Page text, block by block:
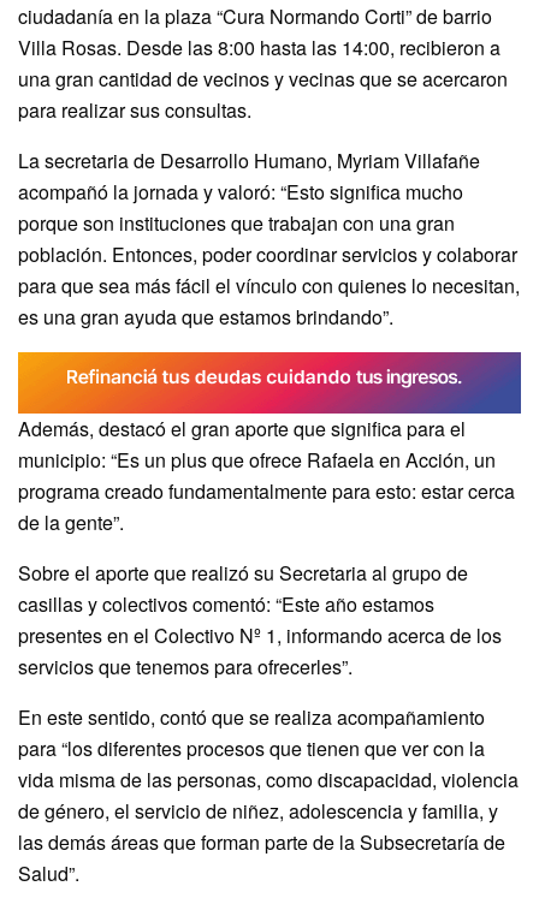
ciudadanía en la plaza “Cura Normando Corti” de barrio
Villa Rosas. Desde las 8:00 hasta las 14:00, recibieron a
una gran cantidad de vecinos y vecinas que se acercaron
para realizar sus consultas.
La secretaria de Desarrollo Humano, Myriam Villafañe
acompañó la jornada y valoró: “Esto significa mucho
porque son instituciones que trabajan con una gran
población. Entonces, poder coordinar servicios y colaborar
para que sea más fácil el vínculo con quienes lo necesitan,
es una gran ayuda que estamos brindando”.
Además, destacó el gran aporte que significa para el
municipio: “Es un plus que ofrece Rafaela en Acción, un
programa creado fundamentalmente para esto: estar cerca
de la gente”.
Sobre el aporte que realizó su Secretaria al grupo de
casillas y colectivos comentó: “Este año estamos
presentes en el Colectivo Nº 1, informando acerca de los
servicios que tenemos para ofrecerles”.
En este sentido, contó que se realiza acompañamiento
para “los diferentes procesos que tienen que ver con la
vida misma de las personas, como discapacidad, violencia
de género, el servicio de niñez, adolescencia y familia, y
las demás áreas que forman parte de la Subsecretaría de
Salud”.